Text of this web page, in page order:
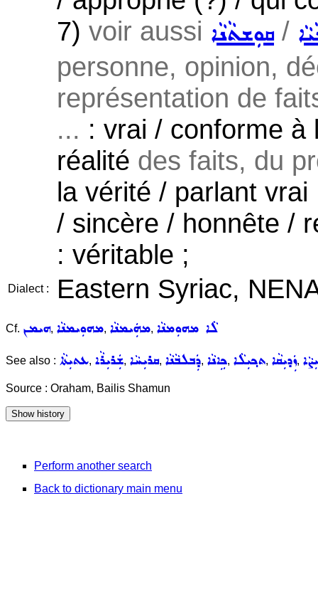
7) voir aussi ܩܘܼܫܬܵܢܵܐ /
personne, opinion,
représentation de
... : vrai / conforme à
réalité des faits, du
la vérité / parlant
/ sincère / honnête /
: véritable ;
Dialect : Eastern Syriac,
Cf. ܗܝܡܢ, ܡܗܘܼܝܡܢܵܐ, ܡܗܲܝܡܢܵܐ, ܠܵܐ ܡܗܘܼܡܢܵܐ
See also : ܥܬܝܼܬܵܐ, ܫܲܪܝܼܪܵܐ, ܩܪܝܼܚܵܐ, ܕܲܒܠܒܵܢܵܐ, ܟܹܐܢܵܐ, ܬܟ݂ܝܼܠܵܐ, ܙܲܕܝܼܩܵܐ,
Source : Oraham, Bailis Shamun
Perform another search
Back to dictionary main menu